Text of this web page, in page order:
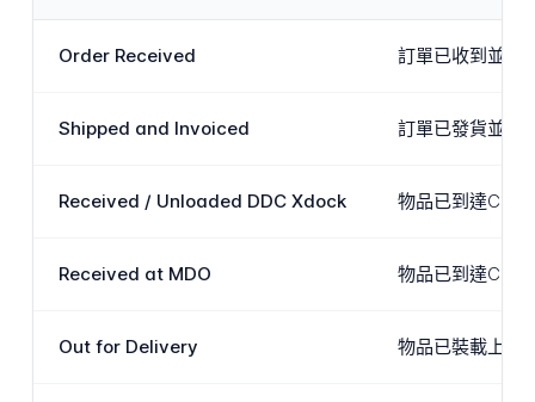
Order Received 訂單已收到並正
Shipped and Invoiced 訂單已發貨並在
Received / Unloaded DDC Xdock 物品已到達
Received at MDO 物品已到達
Out for Delivery 物品已裝載上送